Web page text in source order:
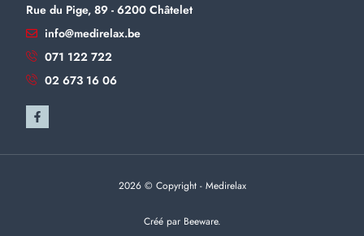
Rue du Pige, 89 - 6200 Châtelet
info@medirelax.be
071 122 722
02 673 16 06
2026 © Copyright - Medirelax
Créé par Beeware.